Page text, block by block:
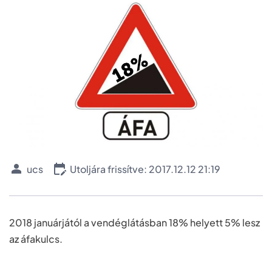
ucs Utoljára frissítve: 2017.12.12 21:19
2018 januárjától a vendéglátásban 18% helyett 5% lesz
az áfakulcs.